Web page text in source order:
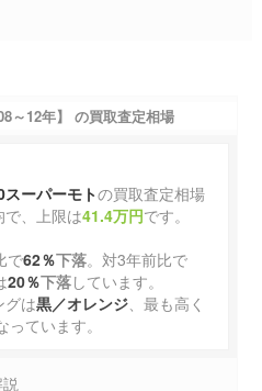
～12年】 の買取査定相場
スーパーモトの買取査定相場
で、上限は41.4万円です。
で62％下落。対3年前比で
20％下落しています。
グは黒／オレンジ 、最も高く
っています。